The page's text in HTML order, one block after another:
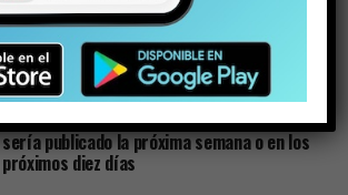
PuconApp completa su despliegue y ya está
disponible en Android
Plan de Descontaminación del Lago Villarrica
sería publicado la próxima semana o en los
próximos diez días